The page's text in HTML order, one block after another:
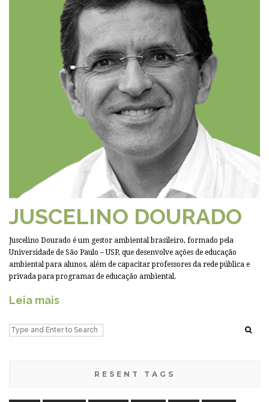
JUSCELINO DOURADO
Juscelino Dourado é um gestor ambiental brasileiro, formado pela
Universidade de São Paulo – USP, que desenvolve ações de educação
ambiental para alunos, além de capacitar professores da rede pública e
privada para programas de educação ambiental.
Leia mais
RESENT TAGS